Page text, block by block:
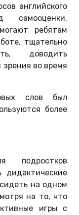
английского
самооценки,
ребятам
тщательно
доводить
зрения во время
слов был
более
подростков
дидактические
на одном
на то, что
игры с